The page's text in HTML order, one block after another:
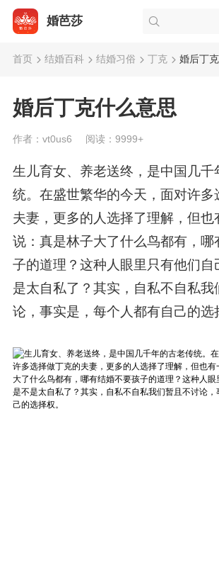
婚芭莎
首页 结婚百科 结婚习俗 丁克 婚后丁
婚后丁克什么意思
作者：vt0us6 阅读：9999+
生儿育女、养老送终，是中国几千
统。在盛世繁华的今天，面对许多
夫妻，更多的人选择了理解，但也
说：真是林子大了什么鸟都有，哪
子的道理？这种人眼里只有他们自
是太自私了？其实，自私不自私我
论，事实是，每个人都有自己的选